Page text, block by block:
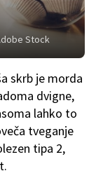
Stock
skrb je morda
dvigne,
lahko to
tveganje
tipa 2,